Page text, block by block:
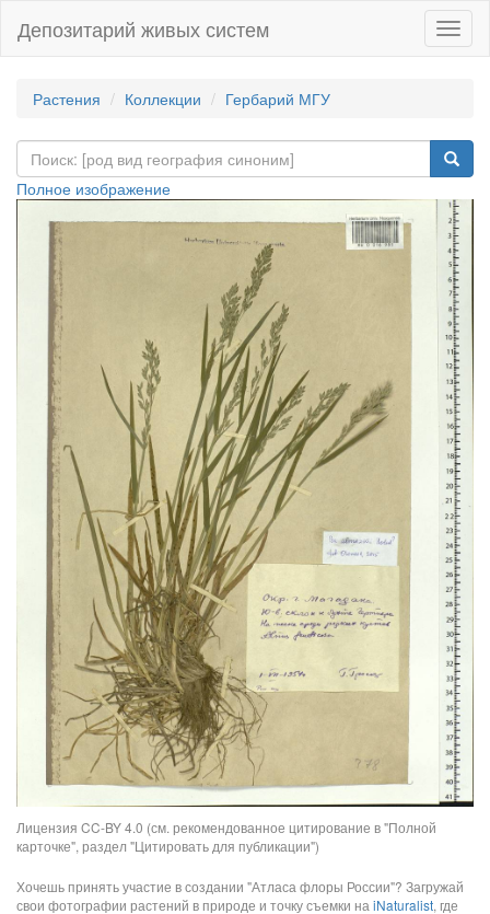
Депозитарий живых систем
Растения Коллекции Гербарий МГУ
Полное изображение
Лицензия CC-BY 4.0 (см. рекомендованное цитирование в "Полной
карточке", раздел "Цитировать для публикации")
Хочешь принять участие в создании "Атласа флоры России"? Загружай
свои фотографии растений в природе и точку съемки на iNaturalist, где